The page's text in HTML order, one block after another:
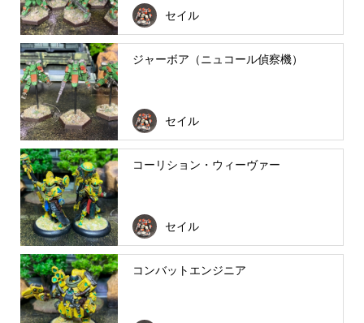
セイル
ジャーボア（ニュコール偵察機）
セイル
コーリション・ウィーヴァー
セイル
コンバットエンジニア